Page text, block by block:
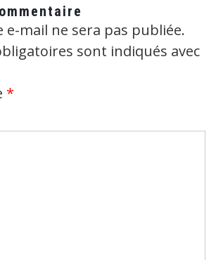
e-mail ne sera pas publiée.
sont indiqués avec
*